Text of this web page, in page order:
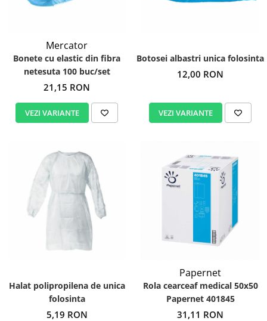
Mercator
Bonete cu elastic din fibra
netesuta 100 buc/set
21,15 RON
VEZI VARIANTE
Botosei albastri unica folosinta
12,00 RON
VEZI VARIANTE
Halat polipropilena de unica
folosinta
5,19 RON
Papernet
Rola cearceaf medical 50x50
Papernet 401845
31,11 RON